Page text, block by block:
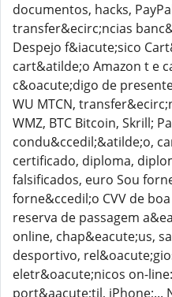
documentos, hacks,
transfer&ecirc;ncias
Despejo f&iacute;sico
cart&atilde;o Amazon t e
c&oacute;digo de
WU MTCN,
WMZ, BTC Bitcoin, Skrill;
condu&ccedil;&atilde;o,
certificado, diploma,
falsificados, euro Sou
forne&ccedil;o CVV de
reserva de passagem
online, chap&eacute;us,
desportivo,
eletr&oacute;nicos on-
port&aacute;til, iPhone;...